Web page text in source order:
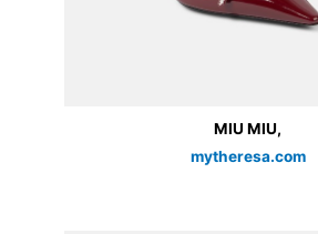
MIU MIU,
mytheresa.com